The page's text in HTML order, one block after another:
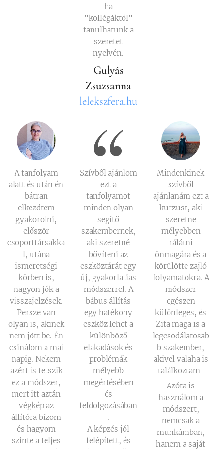
ha
"kollégáktól"
tanulhatunk a
szeretet
nyelvén.
Gulyás
Zsuzsanna
lelekszfera.hu
A tanfolyam
alatt és után én
bátran
elkezdtem
gyakorolni,
először
csoporttársakka
l, utána
ismeretségi
körben is,
nagyon jók a
visszajelzések.
Persze van
olyan is, akinek
nem jött be. Én
csinálom a mai
napig. Nekem
azért is tetszik
ez a módszer,
mert itt aztán
végkép az
állítóra bízom
és hagyom
szinte a teljes
Szívből ajánlom
ezt a
tanfolyamot
minden olyan
segítő
szakembernek,
aki szeretné
bővíteni az
eszköztárát egy
új, gyakorlatias
módszerrel. A
bábus állítás
egy hatékony
eszköz lehet a
különböző
elakadások és
problémák
mélyebb
megértésében
és
feldolgozásában
.
A képzés jól
felépített, és
Mindenkinek
szívből
ajánlanám ezt a
kurzust, aki
szeretne
mélyebben
rálátni
önmagára és a
körülötte zajló
folyamatokra. A
módszer
egészen
különleges, és
Zita maga is a
legcsodálatosab
b szakember,
akivel valaha is
találkoztam.
Azóta is
használom a
módszert,
nemcsak a
munkámban,
hanem a saját